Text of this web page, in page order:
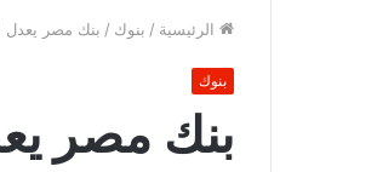
الرئيسية / بنوك / بنك مصر يعدل
بنوك
بنك مصر